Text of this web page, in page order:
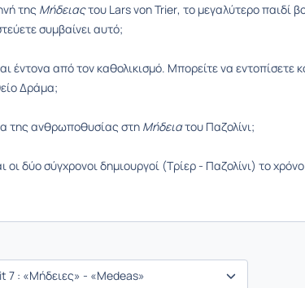
της Μήδειαςτου LarsvonTrier, το μεγαλύτερο παιδί
συμβαίνει αυτό;
έντονα από τον καθολικισμό. Μπορείτε να εντοπίσετε
Δράμα;
της ανθρωποθυσίας στη Μήδειατου Παζολίνι;
οι δύο σύγχρονοι δημιουργοί (Τρίερ - Παζολίνι) το